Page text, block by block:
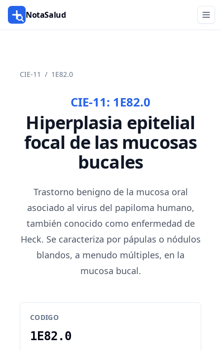
NotaSalud
CIE-11 / 1E82.0
CIE-11: 1E82.0
Hiperplasia epitelial
focal de las mucosas
bucales
Trastorno benigno de la mucosa oral
asociado al virus del papiloma humano,
también conocido como enfermedad de
Heck. Se caracteriza por pápulas o nódulos
blandos, a menudo múltiples, en la
mucosa bucal.
CODIGO
1E82.0